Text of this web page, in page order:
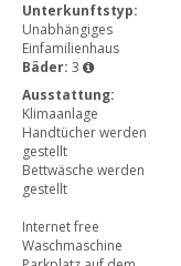
Unterkunftstyp:
Unabhängiges
Einfamilienhaus
Bäder: 3
Ausstattung:
Klimaanlage
Handtücher werden
gestellt
Bettwäsche werden
gestellt
Internet free
Waschmaschine